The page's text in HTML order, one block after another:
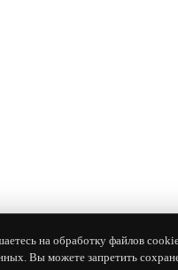
на обработку файлов
Вы можете запретить